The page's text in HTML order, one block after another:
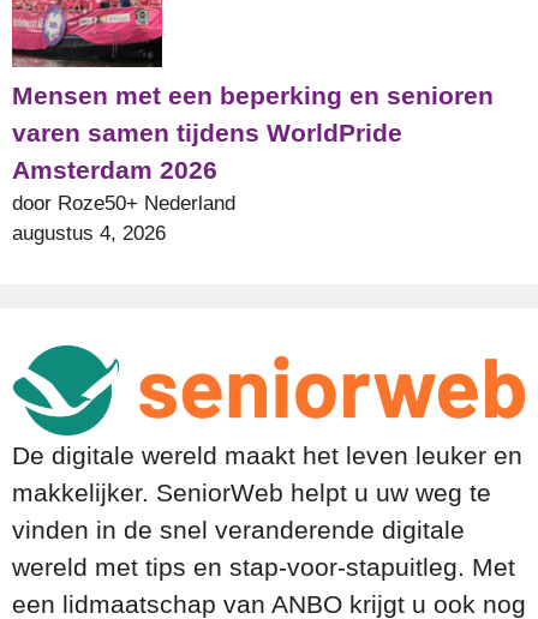
Mensen met een beperking en senioren
varen samen tijdens WorldPride
Amsterdam 2026
door Roze50+ Nederland
augustus 4, 2026
De digitale wereld maakt het leven leuker en
makkelijker. SeniorWeb helpt u uw weg te
vinden in de snel veranderende digitale
wereld met tips en stap-voor-stapuitleg. Met
een lidmaatschap van ANBO krijgt u ook nog